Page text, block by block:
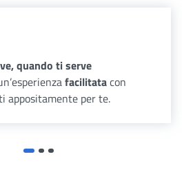
quando ti serve
facilitatacon
appositamente per te.